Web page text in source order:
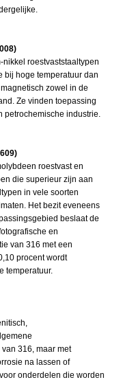
roestvaststaaltypen
bij hoge temperatuur dan
zowel in de
Ze vinden toepassing
industrie.
roestvast en
die superieur zijn aan
in vele soorten
Het bezit eveneens
beslaat de
en
van 316 met een
procent wordt
temperatuur.
316, maar met
na lassen of
onderdelen die worden